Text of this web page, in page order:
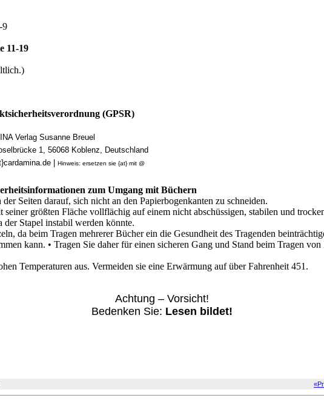
9
11-19
(GPSR)
Verlag Susanne Breuel
1, 56068 Koblenz, Deutschland
| Hinweis: ersetzen sie {at} mit @
zum Umgang mit Büchern
Seiten darauf, sich nicht an den Papierbogenkanten zu schneiden.
seiner größten Fläche vollflächig auf einem nicht abschüssigen, stabilen und
der Stapel instabil werden könnte.
da beim Tragen mehrerer Bücher ein die Gesundheit des Tragenden
kann. • Tragen Sie daher für einen sicheren Gang und Stand beim Tragen von
Temperaturen aus. Vermeiden sie eine Erwärmung auf über Fahrenheit 451.
Achtung – Vorsicht!
Bedenken Sie: Lesen bildet!